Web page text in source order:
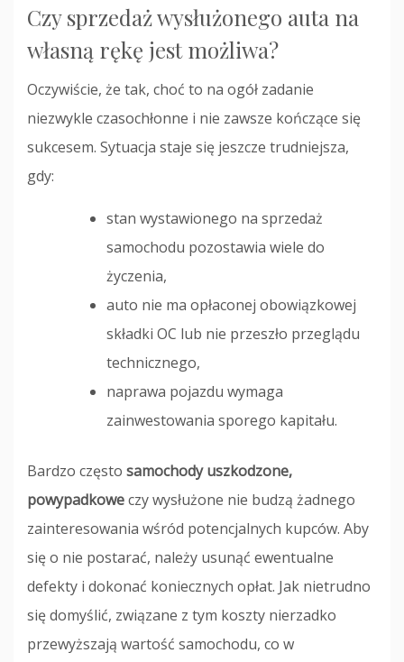
Czy sprzedaż wysłużonego auta na
własną rękę jest możliwa?
Oczywiście, że tak, choć to na ogół zadanie
niezwykle czasochłonne i nie zawsze kończące się
sukcesem. Sytuacja staje się jeszcze trudniejsza,
gdy:
stan wystawionego na sprzedaż
samochodu pozostawia wiele do
życzenia,
auto nie ma opłaconej obowiązkowej
składki OC lub nie przeszło przeglądu
technicznego,
naprawa pojazdu wymaga
zainwestowania sporego kapitału.
Bardzo często samochody uszkodzone,
powypadkoweczy wysłużone nie budzą żadnego
zainteresowania wśród potencjalnych kupców. Aby
się o nie postarać, należy usunąć ewentualne
defekty i dokonać koniecznych opłat. Jak nietrudno
się domyślić, związane z tym koszty nierzadko
przewyższają wartość samochodu, co w